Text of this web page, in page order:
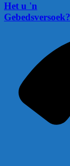
Het u 'n
Gebedsversoek?